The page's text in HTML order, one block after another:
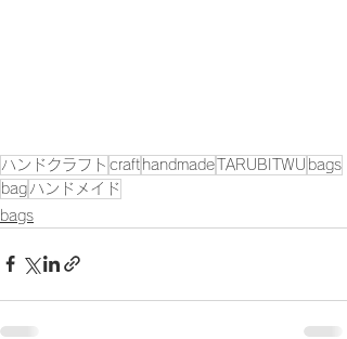
ハンドクラフト craft handmadeTARUBITWU
bags
bag ハンドメイド
bags